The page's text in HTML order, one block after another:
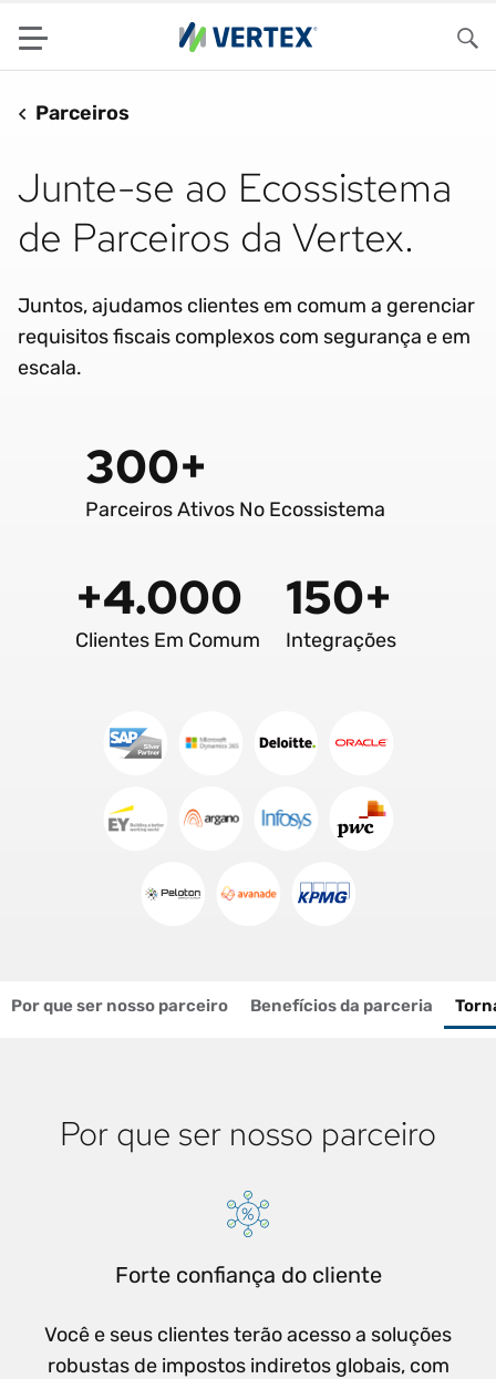
Menu
Parceiros
Junte-se ao Ecossistema
de Parceiros da Vertex.
Juntos, ajudamos clientes em comum a gerenciar
requisitos fiscais complexos com segurança e em
escala.
300+
Parceiros Ativos No Ecossistema
+4.000
Clientes Em Comum
150+
Integrações
Por que ser nosso parceiro Benefícios da parceria
Por que ser nosso parceiro
Forte confiança do cliente
Você e seus clientes terão acesso a soluções
robustas de impostos indiretos globais, com